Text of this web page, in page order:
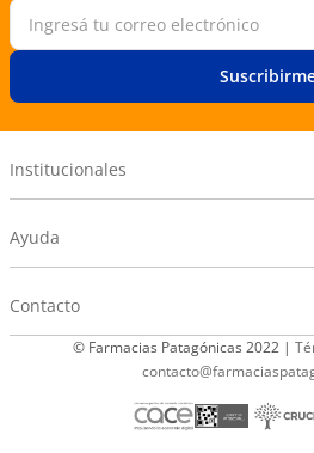
Institucionales
Ayuda
Contacto
© Farmacias Patagónicas 2022 |